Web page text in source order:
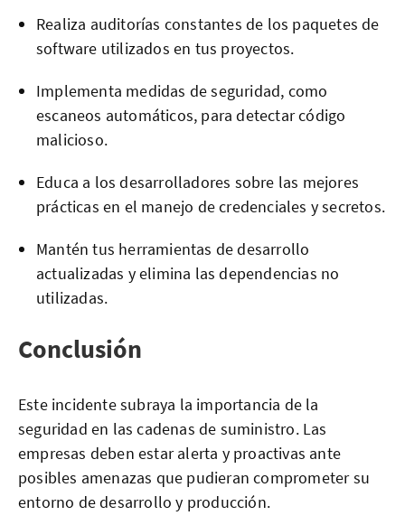
Realiza auditorías constantes de los paquetes de
software utilizados en tus proyectos.
Implementa medidas de seguridad, como
escaneos automáticos, para detectar código
malicioso.
Educa a los desarrolladores sobre las mejores
prácticas en el manejo de credenciales y secretos.
Mantén tus herramientas de desarrollo
actualizadas y elimina las dependencias no
utilizadas.
Conclusión
Este incidente subraya la importancia de la
seguridad en las cadenas de suministro. Las
empresas deben estar alerta y proactivas ante
posibles amenazas que pudieran comprometer su
entorno de desarrollo y producción.